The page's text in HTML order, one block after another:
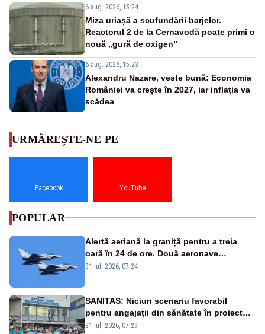
6 aug. 2026, 15:24
Miza uriașă a scufundării barjelor.
Reactorul 2 de la Cernavodă poate primi o
nouă „gură de oxigen”
6 aug. 2026, 15:23
Alexandru Nazare, veste bună: Economia
României va crește în 2027, iar inflația va
scădea
URMĂREȘTE-NE PE
Facebook YouTube
POPULAR
Alertă aeriană la graniță pentru a treia
oară în 24 de ore. Două aeronave
Eurofighter britanice au fost ridicate de la
31 iul. 2026, 07:24
SANITAS: Niciun scenariu favorabil
pentru angajații din sănătate în proiectul
Legii salarizării
31 iul. 2026, 07:29